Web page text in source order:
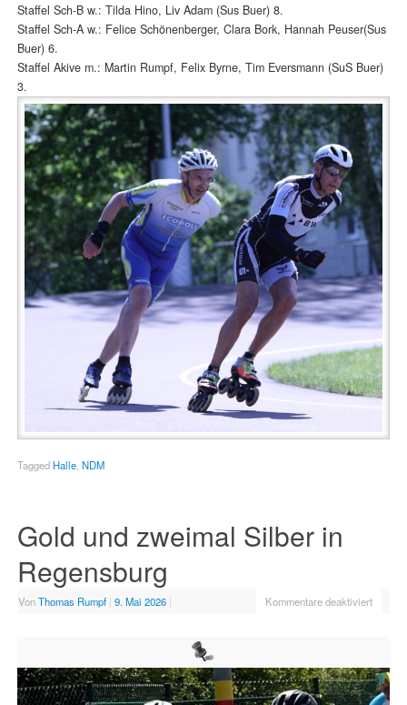
Staffel Sch-B w.: Tilda Hino, Liv Adam (Sus Buer) 8.
Staffel Sch-A w.: Felice Schönenberger, Clara Bork, Hannah Peuser(Sus
Buer) 6.
Staffel Akive m.: Martin Rumpf, Felix Byrne, Tim Eversmann (SuS Buer)
3.
Tagged Halle, NDM
Gold und zweimal Silber in
Regensburg
VonThomas Rumpf | 9. Mai 2026 | Kommentare deaktiviert